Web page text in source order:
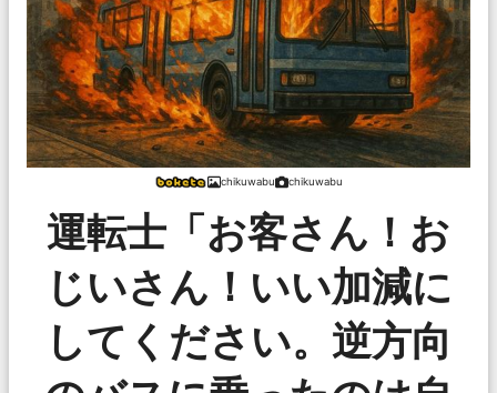
chikuwabu chikuwabu
運転士「お客さん！お
じいさん！いい加減に
してください。逆方向